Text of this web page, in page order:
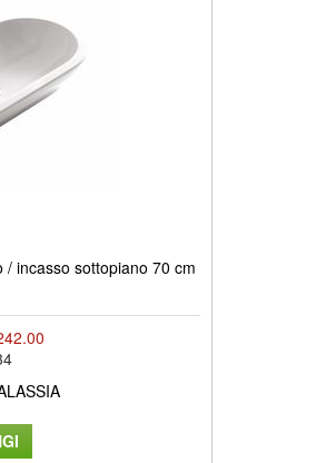
incasso sottopiano 70 cm